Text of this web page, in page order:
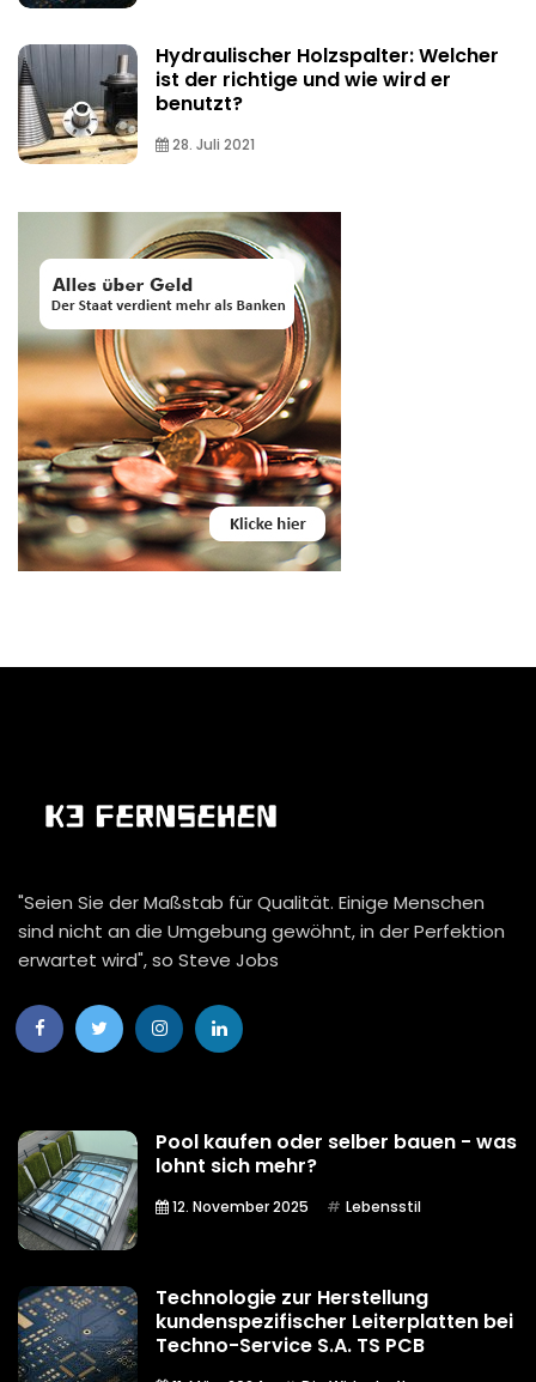
Hydraulischer Holzspalter: Welcher
ist der richtige und wie wird er
benutzt?
28. Juli 2021
"Seien Sie der Maßstab für Qualität. Einige Menschen
sind nicht an die Umgebung gewöhnt, in der Perfektion
erwartet wird", so Steve Jobs
Pool kaufen oder selber bauen - was
lohnt sich mehr?
12. November 2025 Lebensstil
Technologie zur Herstellung
kundenspezifischer Leiterplatten bei
Techno-Service S.A. TS PCB